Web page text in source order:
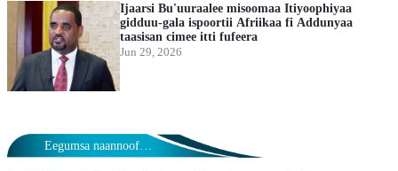
Ijaarsi Bu'uuraalee misoomaa Itiyoophiyaa
gidduu-gala ispoortii Afriikaa fi Addunyaa
taasisan cimee itti fufeera
Jun 29, 2026
Eegumsa naannoofi haala qilleensaa